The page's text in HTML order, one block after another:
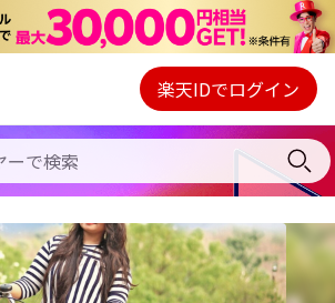
試し
Webプレイヤー
ご契約内容の確認・変更
楽天IDでログイン